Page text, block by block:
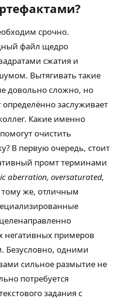
срочно.
файл щедро
сжатия и
Вытягивать такие
довольно сложно, но
заслуживает
Какие именно
очистить
В первую очередь, стоит
промт терминами
aberration, oversaturated,
тому же, отличным
негативных примеров
Безусловно, одними
сильное размытие не
потребуется
задания с